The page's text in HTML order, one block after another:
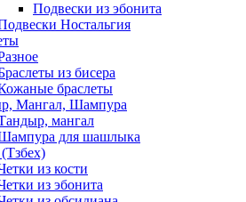
Подвески из эбонита
Ностальгия
из бисера
браслеты
Мангал, Шампура
мангал
для шашлыка
из кости
из эбонита